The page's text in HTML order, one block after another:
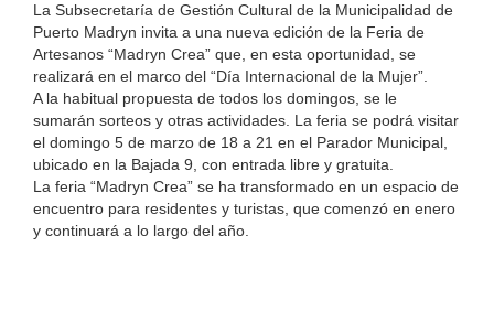
La Subsecretaría de Gestión Cultural de la Municipalidad de
Puerto Madryn invita a una nueva edición de la Feria de
Artesanos “Madryn Crea” que, en esta oportunidad, se
realizará en el marco del “Día Internacional de la Mujer”.
A la habitual propuesta de todos los domingos, se le
sumarán sorteos y otras actividades. La feria se podrá visitar
el domingo 5 de marzo de 18 a 21 en el Parador Municipal,
ubicado en la Bajada 9, con entrada libre y gratuita.
La feria “Madryn Crea” se ha transformado en un espacio de
encuentro para residentes y turistas, que comenzó en enero
y continuará a lo largo del año.